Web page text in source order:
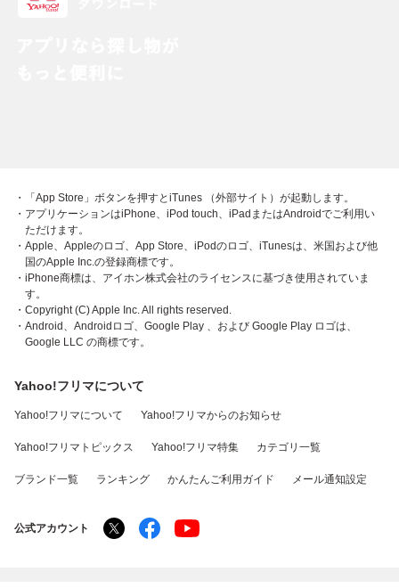
・「App Store」ボタンを押すとiTunes （外部サイト）が起動します。
・アプリケーションはiPhone、iPod touch、iPadまたはAndroidでご利用い
ただけます。
・Apple、Appleのロゴ、App Store、iPodのロゴ、iTunesは、米国および他
国のApple Inc.の登録商標です。
・iPhone商標は、アイホン株式会社のライセンスに基づき使用されていま
す。
・Copyright (C) Apple Inc. All rights reserved.
・Android、Androidロゴ、Google Play 、および Google Play ロゴは、
Google LLC の商標です。
Yahoo!フリマについて
Yahoo!フリマについて Yahoo!フリマからのお知らせ
Yahoo!フリマトピックス Yahoo!フリマ特集 カテゴリ一覧
ブランド一覧 ランキング かんたんご利用ガイド メール通知設定
公式アカウント